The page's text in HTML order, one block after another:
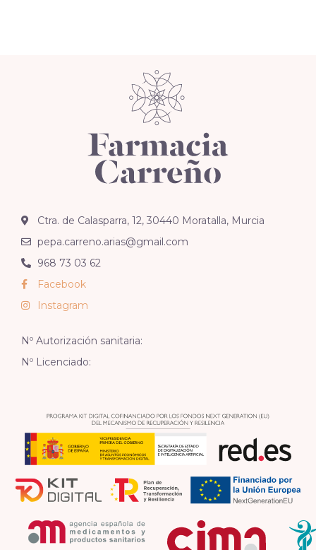
Ctra. de Calasparra, 12, 30440 Moratalla, Murcia
pepa.carreno.arias@gmail.com
968 73 03 62
Facebook
Instagram
Nº Autorización sanitaria:
Nº Licenciado: